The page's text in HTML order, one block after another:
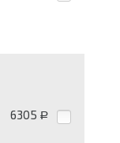
6305 Р